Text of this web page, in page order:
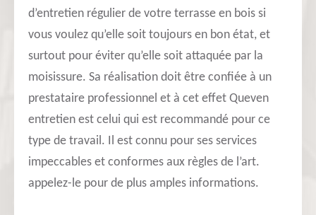
d’entretien régulier de votre terrasse en bois si
vous voulez qu’elle soit toujours en bon état, et
surtout pour éviter qu’elle soit attaquée par la
moisissure. Sa réalisation doit être confiée à un
prestataire professionnel et à cet effet Queven
entretien est celui qui est recommandé pour ce
type de travail. Il est connu pour ses services
impeccables et conformes aux règles de l’art.
appelez-le pour de plus amples informations.